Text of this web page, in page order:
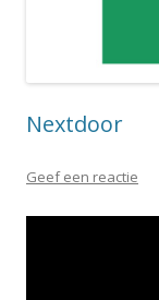
Nextdoor
Geef een reactie